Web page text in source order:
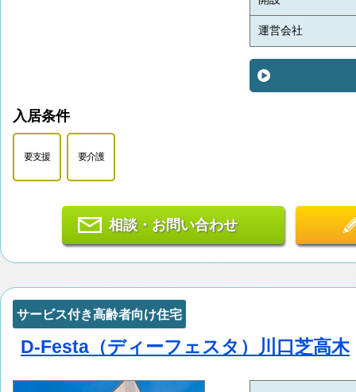
運営会社
入居条件
要支援 要介護
相談・お問い合わせ
サービス付き高齢者向け住宅
D-Festa（ディーフェスタ）川口芝高木